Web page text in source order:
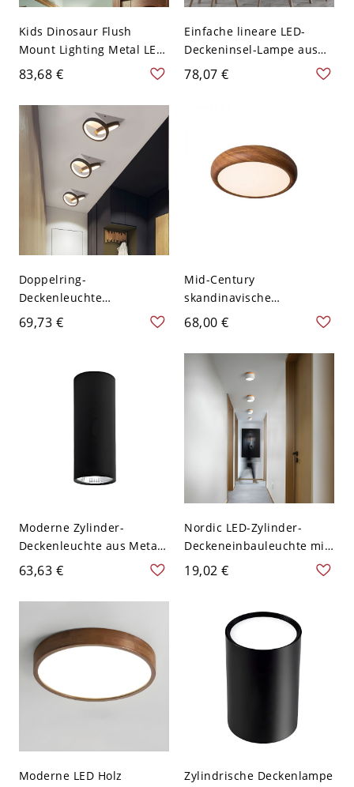
Kids Dinosaur Flush
Mount Lighting Metal LED
Nursery Ceiling Light
Fixture in Pink/Green,
White Light/Remote
Control Stepless Dimming
- 110V-120V Grün
Weißlicht
83,68 €
Einfache lineare LED-
Deckeninsel-Lampe aus
Metall mit 3 Köpfen für
das Wohnzimmer in
78,07 €
Doppelring-
Deckenleuchte
Modernistisches Acryl-
LED-Schwarz-Flush-
69,73 €
Mid-Century
skandinavische
Deckenleuchte mit
Walnuss-Finish, runde
LED-Leuchte mit flachem
Profil - 110V-120V 30,48
cm Weißlicht
68,00 €
Moderne Zylinder-
Deckenleuchte aus Metall
mit 1 Licht - Schwarz
110V-120V 30,48 cm
Weißlicht
63,63 €
Nordic LED-Zylinder-
Deckeneinbauleuchte mit
Holzmaserung - Weiß
110V-120V Weißlicht
19,02 €
Moderne LED Holz
Zylindrische Deckenlampe